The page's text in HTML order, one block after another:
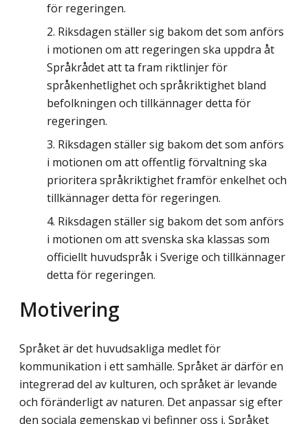
för regeringen.
Riksdagen ställer sig bakom det som anförs
i motionen om att regeringen ska uppdra åt
Språkrådet att ta fram riktlinjer för
språkenhetlighet och språkriktighet bland
befolkningen och tillkännager detta för
regeringen.
Riksdagen ställer sig bakom det som anförs
i motionen om att offentlig förvaltning ska
prioritera språkriktighet framför enkelhet och
tillkännager detta för regeringen.
Riksdagen ställer sig bakom det som anförs
i motionen om att svenska ska klassas som
officiellt huvudspråk i Sverige och tillkännager
detta för regeringen.
Motivering
Språket är det huvudsakliga medlet för
kommunikation i ett samhälle. Språket är därför en
integrerad del av kulturen, och språket är levande
och föränderligt av naturen. Det anpassar sig efter
den sociala gemenskap vi befinner oss i. Språket